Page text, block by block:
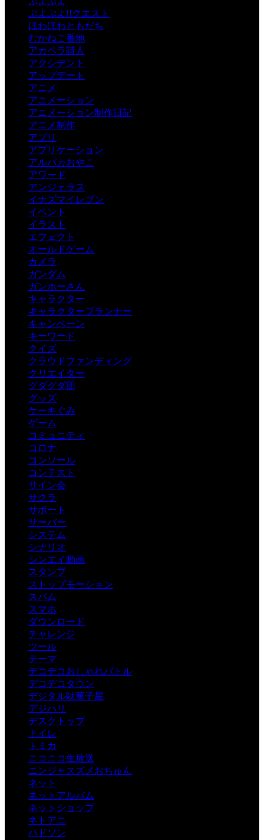
ぷよぷよ!!クエスト
ほわほわともだち
むかねこ番地
アカペラ詩人
アクシデント
アップデート
アニメ
アニメーション
アニメーション制作日記
アニメ制作
アプリ
アプリケーション
アルパカおやこ
アワード
アンジェラス
イナズマイレブン
イベント
イラスト
エフェクト
オールドゲーム
カメラ
ガンダム
ガンホーさん
キャラクター
キャラクタープランナー
キャンペーン
キーワード
クイズ
クラウドファンディング
クリエイター
グダグダ団
グッズ
ケーキぐみ
ゲーム
コミュニティ
コロナ
コンソール
コンテスト
サイン会
サクラ
サポート
サーバー
システム
シナリオ
シンエイ動画
スタンプ
ストップモーション
スパム
スマホ
ダウンロード
チャレンジ
ツール
テーマ
デコデコおしゃれバトル
デコデコタウン
デジタル駄菓子屋
デジハリ
デスクトップ
トイレ
トミカ
ニコニコ生放送
ニンジャスズメおちゅん
ネット
ネットアルバム
ネットショップ
ネトアニ
ハドソン